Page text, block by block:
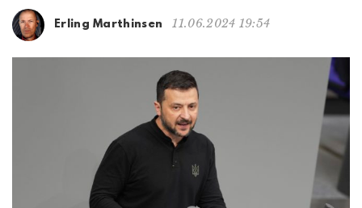
n
Erling Marthinsen 11.06.2024 19:54